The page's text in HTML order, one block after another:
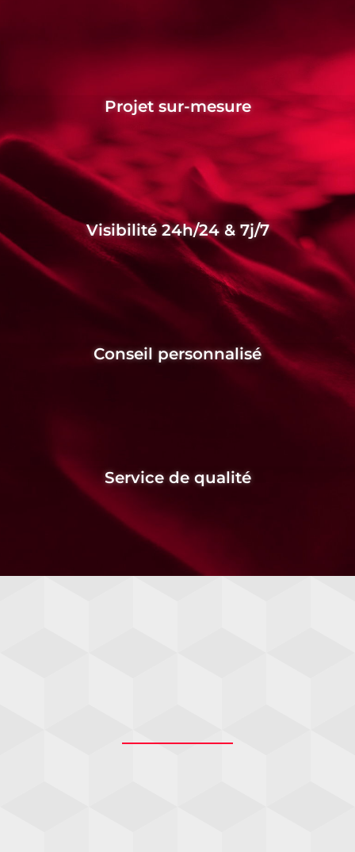
Projet sur-mesure
Visibilité 24h/24 & 7j/7
Conseil personnalisé
Service de qualité